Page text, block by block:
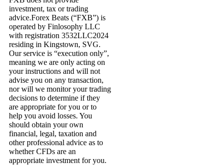
investment, tax or trading
advice.Forex Beats (“FXB”) is
operated by Finlosophy LLC
with registration 3532LLC2024
residing in Kingstown, SVG.
Our service is “execution only”,
meaning we are only acting on
your instructions and will not
advise you on any transaction,
nor will we monitor your trading
decisions to determine if they
are appropriate for you or to
help you avoid losses. You
should obtain your own
financial, legal, taxation and
other professional advice as to
whether CFDs are an
appropriate investment for you.